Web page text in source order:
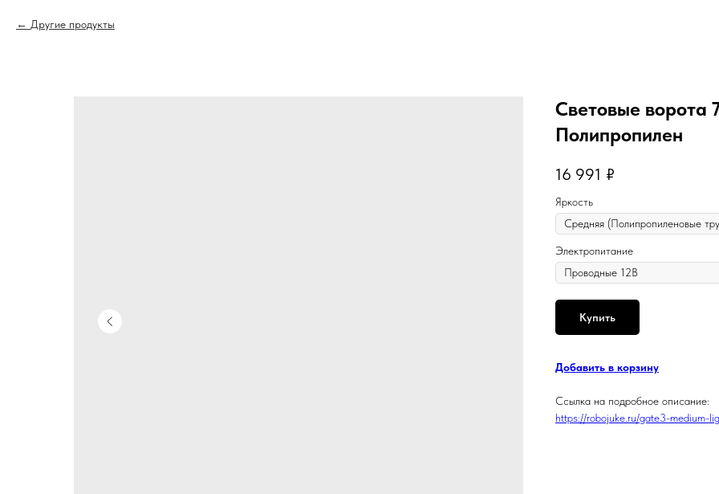
Другие продукты
Световые ворота
Полипропилен
16 991 ₽
Яркость
Электропитание
Купить
Добавить в корзину
Ссылка на подробное описание:
https://robojuke.ru/gate3-medium-